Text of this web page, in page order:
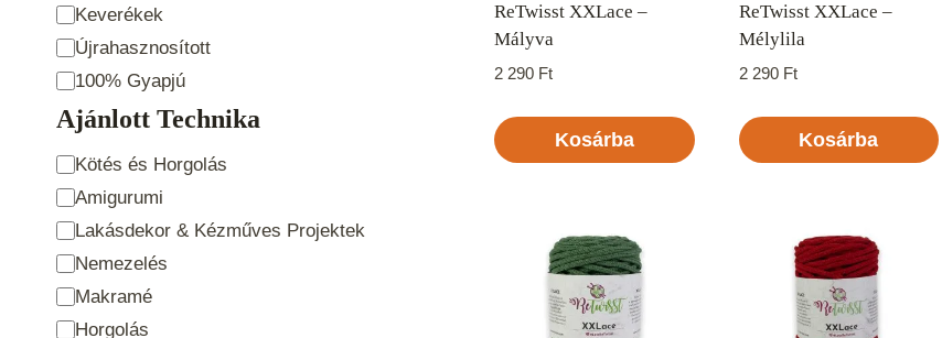
ReTwisst XXLace –
Mályva
2 290 Ft
Kosárba
ReTwisst XXLace –
Mélylila
2 290 Ft
Kosárba
Keverékek
Újrahasznosított
100% Gyapjú
Ajánlott Technika
Ajánlott
Technika
Kötés és Horgolás
Amigurumi
Lakásdekor & Kézműves Projektek
Nemezelés
Makramé
Horgolás